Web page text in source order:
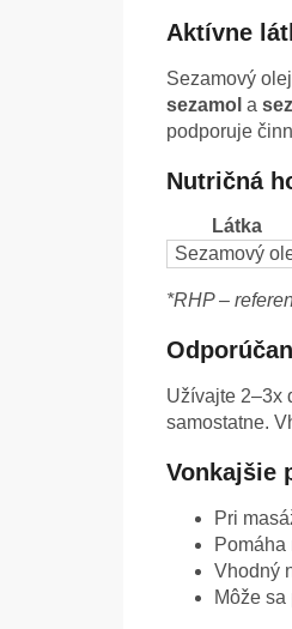
Aktívne
Sezamový
sezamol a
podporuje
Nutričná
Látka
Sezamový
*RHP –
Užívajte 2–3x
samostatne.
Vonkajšie
Pri
Pomáha
Vhodný
Môže